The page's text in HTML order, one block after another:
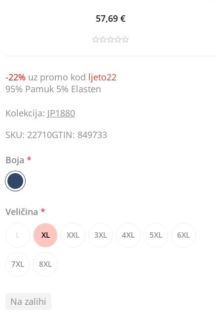
57,69 €
-22% uz promo kod ljeto22
95% Pamuk 5% Elasten
Kolekcija: JP1880
SKU: 22710GTIN: 849733
Boja*
Veličina*
L XL XXL 3XL 4XL 5XL 6XL
7XL 8XL
Na zalihi